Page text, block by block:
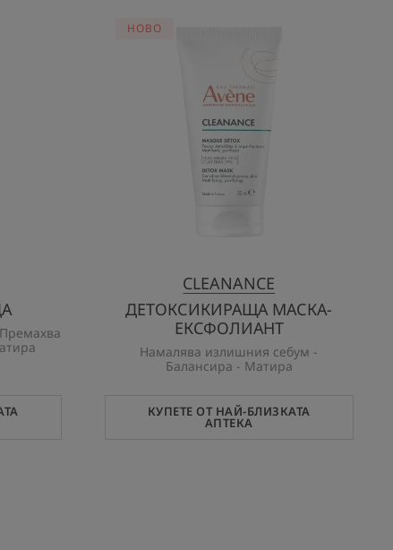
HOBO
CLEANANCE
ДЕТОКСИКИРАЩА МАСКА-
ЕКСФОЛИАНТ
Намалява излишния себум -
Балансира - Матира
КУПЕТЕ ОТ НАЙ-БЛИЗКАТА
АПТЕКА